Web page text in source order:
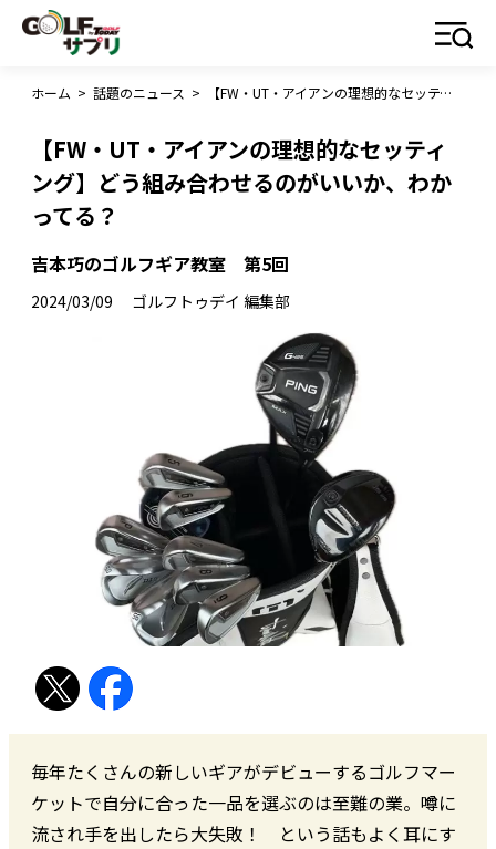
ホーム > 話題のニュース > 【FW・UT・アイアンの理想的なセッティング】どう組み合わせるのがいいか、わかってる？
【FW・UT・アイアンの理想的なセッティ
ング】どう組み合わせるのがいいか、わか
ってる？
吉本巧のゴルフギア教室 第5回
2024/03/09 ゴルフトゥデイ 編集部
毎年たくさんの新しいギアがデビューするゴルフマー
ケットで自分に合った一品を選ぶのは至難の業。噂に
流され手を出したら大失敗！ という話もよく耳にす